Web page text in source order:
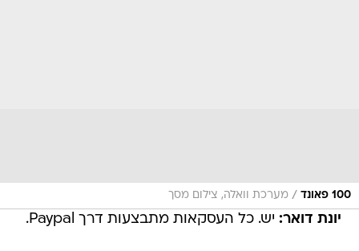
100 פאונד / מערכת וואלה, צילום מסך
יונת דואר: יש. כל העסקאות מתבצעות דרך Paypal.